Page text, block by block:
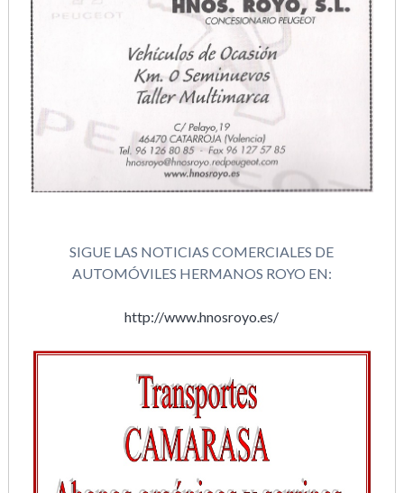
SIGUE LAS NOTICIAS COMERCIALES DE
AUTOMÓVILES HERMANOS ROYO EN:
http://www.hnosroyo.es/